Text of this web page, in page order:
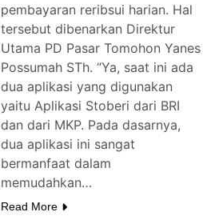
pembayaran reribsui harian. Hal
tersebut dibenarkan Direktur
Utama PD Pasar Tomohon Yanes
Possumah STh. “Ya, saat ini ada
dua aplikasi yang digunakan
yaitu Aplikasi Stoberi dari BRI
dan dari MKP. Pada dasarnya,
dua aplikasi ini sangat
bermanfaat dalam
memudahkan…
Read More